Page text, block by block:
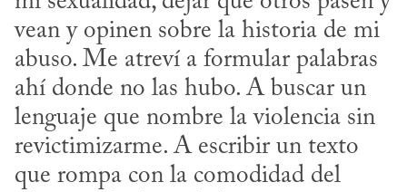
vean y opinen sobre la historia de mi
abuso. Me atreví a formular palabras
ahí donde no las hubo. A buscar un
lenguaje que nombre la violencia sin
revictimizarme. A escribir un texto
que rompa con la comodidad del